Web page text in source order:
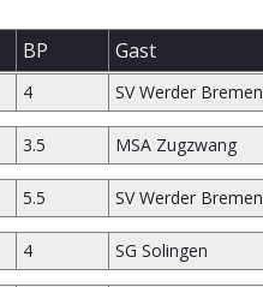
BP Gast
4 SV Werder Bremen
3.5 MSA Zugzwang
5.5 SV Werder Bremen
4 SG Solingen